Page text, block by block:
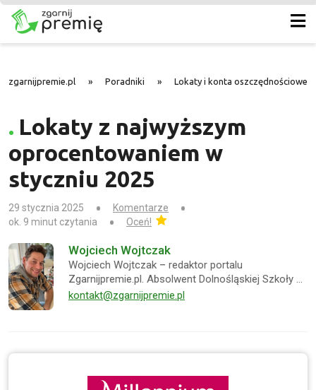
zgarnijpremie.pl » Poradniki » Lokaty i konta oszczędnościowe
Lokaty z najwyższym
oprocentowaniem w
styczniu 2025
29 stycznia 2025
Komentarze
ok. 9 minut czytania
Oceń!
Wojciech Wojtczak
Wojciech Wojtczak – redaktor portalu
Zgarnijpremie.pl. Absolwent Dolnośląskiej Szkoły …
kontakt@zgarnijpremie.pl